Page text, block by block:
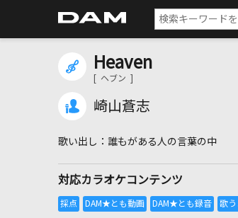
Heaven
[ ヘブン ]
崎山蒼志
誰もがある人の言葉の中
対応カラオケコンテンツ